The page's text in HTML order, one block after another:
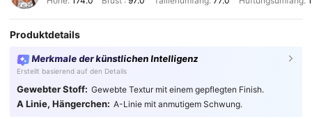
Produktdetails
Merkmale der künstlichen Intelligenz
Erstellt basierend auf den Details
Gewebter Stoff: Gewebte Textur mit einem gepflegten Finish.
A Linie, Hängerchen: A-Linie mit anmutigem Schwung.